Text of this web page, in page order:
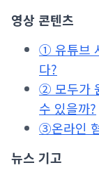
영상 콘텐츠
① 유튜브
다?
② 모두가
수 있을까?
③온라인
뉴스 기고